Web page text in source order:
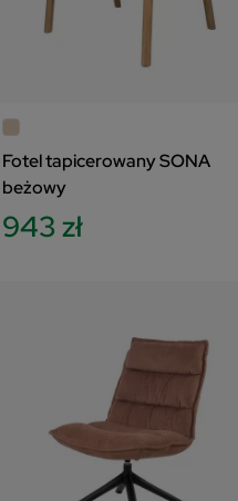
Fotel tapicerowany SONA
beżowy
943 zł